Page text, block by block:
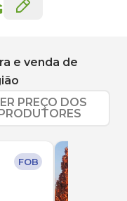
e venda de
PREÇO DOS
FOB